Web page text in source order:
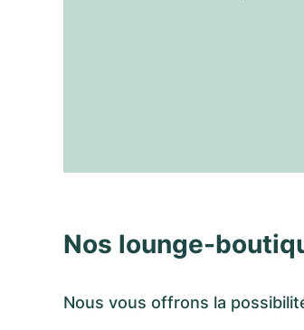
Nos lounge-
Nous vous offrons la